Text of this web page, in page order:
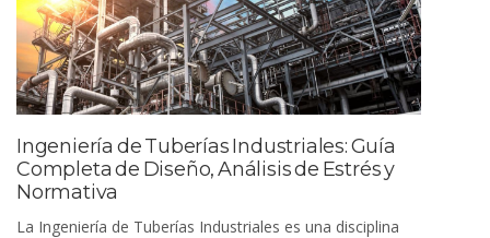
Ingeniería de Tuberías Industriales: Guía
Completa de Diseño, Análisis de Estrés y
Normativa
La Ingeniería de Tuberías Industriales es una disciplina